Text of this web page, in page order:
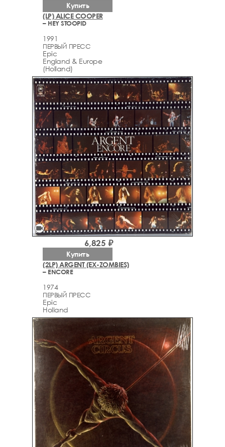
(LP) ALICE COOPER
– HEY STOOPID
1991
ПЕРВЫЙ ПРЕСС
Epic
England & Europe
(Holland)
Купить
videocam
(2LP) ARGENT (EX-ZOMBIES)
– ENCORE
1974
ПЕРВЫЙ ПРЕСС
Epic
Holland
6,825 ₽
Купить